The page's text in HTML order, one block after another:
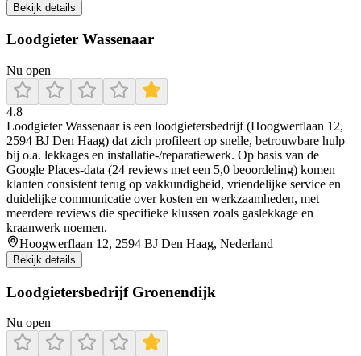
Bekijk details
Loodgieter Wassenaar
Nu open
4.8
Loodgieter Wassenaar is een loodgietersbedrijf (Hoogwerflaan 12,
2594 BJ Den Haag) dat zich profileert op snelle, betrouwbare hulp
bij o.a. lekkages en installatie-/reparatiewerk. Op basis van de
Google Places-data (24 reviews met een 5,0 beoordeling) komen
klanten consistent terug op vakkundigheid, vriendelijke service en
duidelijke communicatie over kosten en werkzaamheden, met
meerdere reviews die specifieke klussen zoals gaslekkage en
kraanwerk noemen.
Hoogwerflaan 12, 2594 BJ Den Haag, Nederland
Bekijk details
Loodgietersbedrijf Groenendijk
Nu open